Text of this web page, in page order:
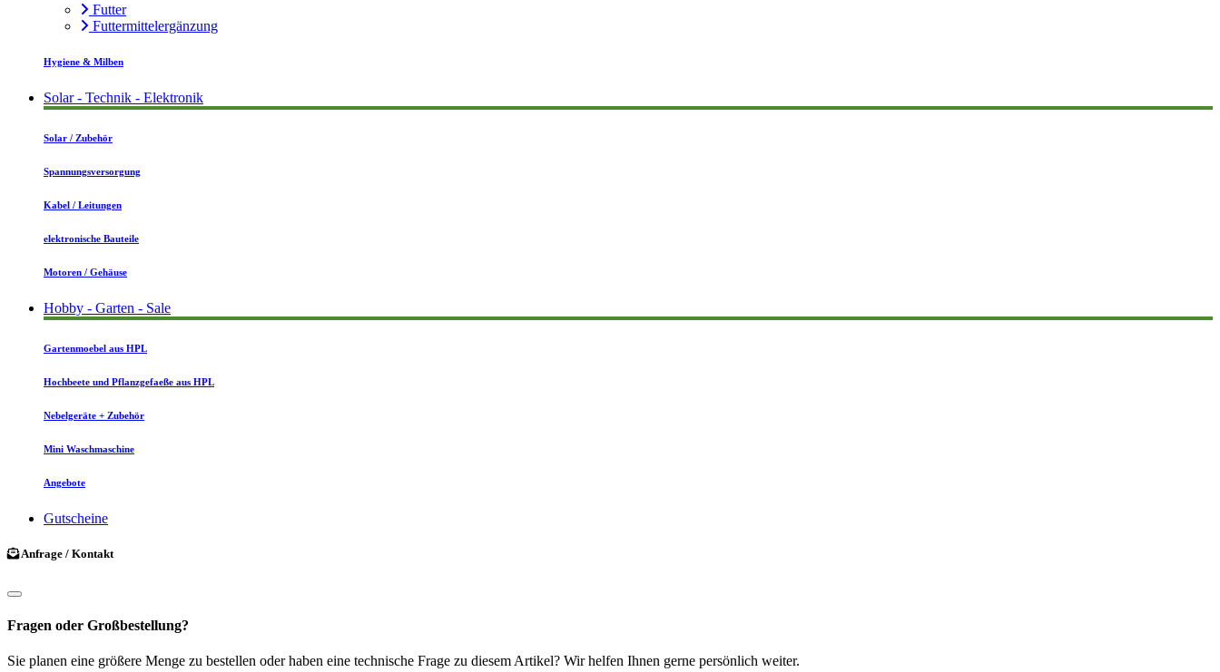
Futter
Futtermittelergänzung
Hygiene & Milben
Solar - Technik - Elektronik
Solar / Zubehör
Spannungsversorgung
Kabel / Leitungen
elektronische Bauteile
Motoren / Gehäuse
Hobby - Garten - Sale
Gartenmoebel aus HPL
Hochbeete und Pflanzgefaeße aus HPL
Nebelgeräte + Zubehör
Mini Waschmaschine
Angebote
Gutscheine
Anfrage / Kontakt
Fragen oder Großbestellung?
Sie planen eine größere Menge zu bestellen oder haben eine technische Frage zu diesem Artikel? Wir helfen Ihnen gerne persönlich weiter.